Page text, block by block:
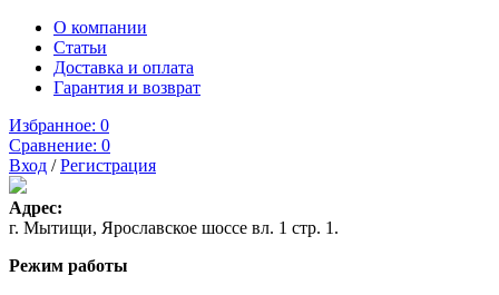
О компании
Статьи
Доставка и оплата
Гарантия и возврат
Избранное: 0
Сравнение: 0
Вход /Регистрация
Адрес:
г. Мытищи, Ярославское шоссе вл. 1 стр. 1.
Режим работы